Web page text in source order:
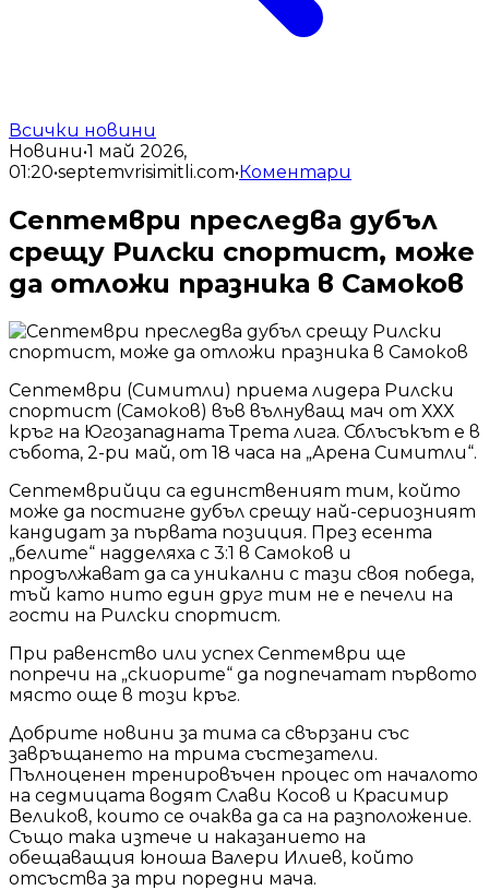
Всички новини
Новини•1 май 2026,
01:20•septemvrisimitli.com•Коментари
Септември преследва дубъл
срещу Рилски спортист, може
да отложи празника в Самоков
Септември (Симитли) приема лидера Рилски
спортист (Самоков) във вълнуващ мач от ХХХ
кръг на Югозападната Трета лига. Сблъсъкът е в
събота, 2-ри май, от 18 часа на „Арена Симитли“.
Септемврийци са единственият тим, който
може да постигне дубъл срещу най-сериозният
кандидат за първата позиция. През есента
„белите“ надделяха с 3:1 в Самоков и
продължават да са уникални с тази своя победа,
тъй като нито един друг тим не е печели на
гости на Рилски спортист.
При равенство или успех Септември ще
попречи на „скиорите“ да подпечатат първото
място още в този кръг.
Добрите новини за тима са свързани със
завръщането на трима състезатели.
Пълноценен тренировъчен процес от началото
на седмицата водят Слави Косов и Красимир
Великов, които се очаква да са на разположение.
Също така изтече и наказанието на
обещаващия юноша Валери Илиев, който
отсъства за три поредни мача.